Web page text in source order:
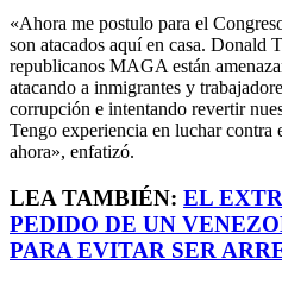
«Ahora me postulo para el
son atacados aquí en casa. Donald
republicanos MAGA están
atacando a inmigrantes y
corrupción e intentando revertir
Tengo experiencia en luchar contra
ahora», enfatizó.
LEA TAMBIÉN: EL
PEDIDO DE UN
PARA EVITAR SER